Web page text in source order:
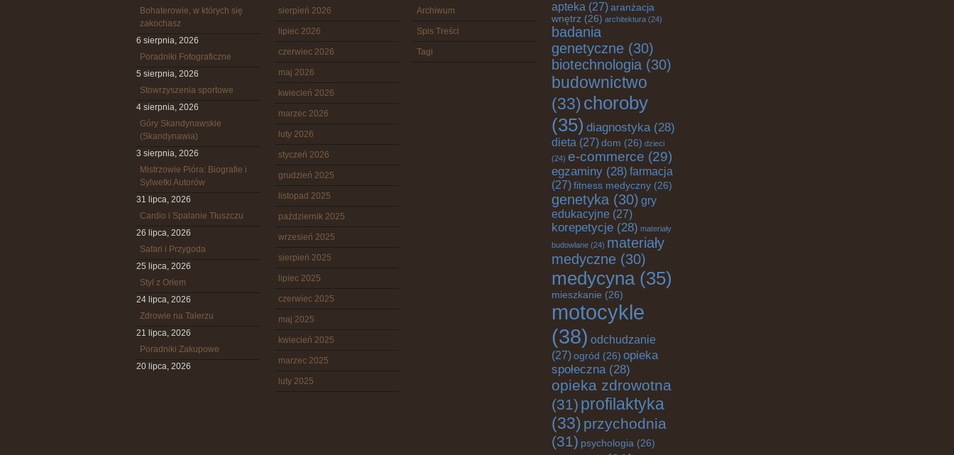
Bohaterowie, w których się
zakochasz
6 sierpnia, 2026
Poradniki Fotograficzne
5 sierpnia, 2026
Stowrzyszenia sportowe
4 sierpnia, 2026
Góry Skandynawskie
(Skandynawia)
3 sierpnia, 2026
Mistrzowie Pióra: Biografie i
Sylwetki Autorów
31 lipca, 2026
Cardio i Spalanie Tłuszczu
26 lipca, 2026
Safari i Przygoda
25 lipca, 2026
Styl z Orłem
24 lipca, 2026
Zdrowie na Talerzu
21 lipca, 2026
Poradniki Zakupowe
20 lipca, 2026
sierpień 2026
lipiec 2026
czerwiec 2026
maj 2026
kwiecień 2026
marzec 2026
luty 2026
styczeń 2026
grudzień 2025
listopad 2025
październik 2025
wrzesień 2025
sierpień 2025
lipiec 2025
czerwiec 2025
maj 2025
kwiecień 2025
marzec 2025
luty 2025
Archiwum
Spis Treści
Tagi
apteka (27) aranżacja
wnętrz (26) architektura (24)
badania
genetyczne (30)
biotechnologia (30)
budownictwo
(33)choroby
(35) diagnostyka(28)
dieta (27) dom (26) dzieci
(24) e-commerce (29)
egzaminy (28) farmacja
(27) fitness medyczny (26)
genetyka (30) gry
edukacyjne (27)
korepetycje (28) materiały
budowlane (24) materiały
medyczne (30)
medycyna(35)
mieszkanie (26)
motocykle
(38) odchudzanie
(27) ogród (26) opieka
społeczna(28)
opieka zdrowotna
(31) profilaktyka
(33) przychodnia
(31) psychologia (26)